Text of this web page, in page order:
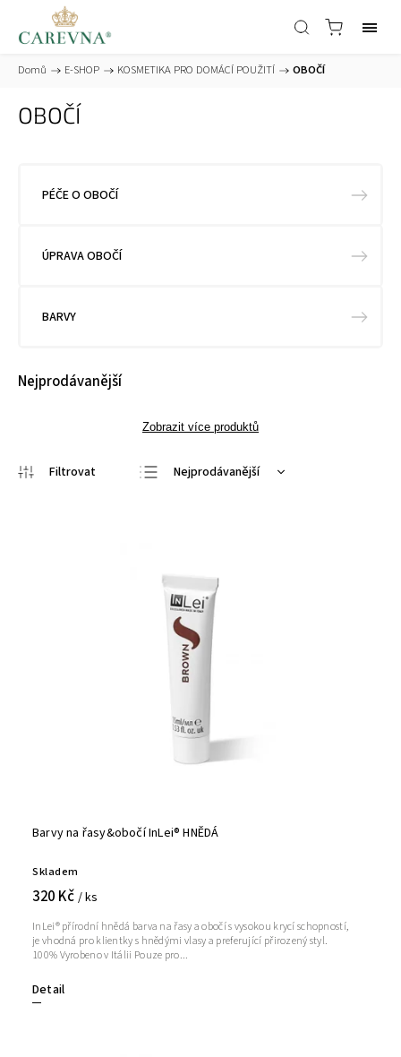
Domů / E-SHOP / KOSMETIKA PRO DOMÁCÍ POUŽITÍ / OBOČÍ
OBOČÍ
PÉČE O OBOČÍ
ÚPRAVA OBOČÍ
BARVY
Nejprodávanější
Zobrazit více produktů
Nejprodávanější
Barvy na řasy&obočí InLei® HNĚDÁ
Skladem
320 Kč / ks
Detail
InLei® přírodní hnědá barva na řasy a obočí s vysokou krycí schopností,
je vhodná pro klientky s hnědými vlasy a preferující přirozený styl.
100% Vyrobeno v Itálii Pouze pro...